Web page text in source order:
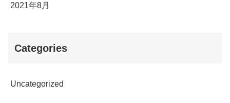
2021年8月
Categories
Uncategorized